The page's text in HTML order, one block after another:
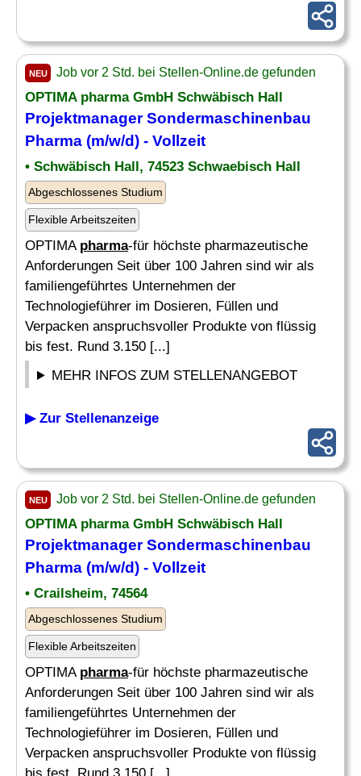
NEU Job vor 2 Std. bei Stellen-Online.de gefunden
OPTIMA pharmaGmbH Schwäbisch Hall
Projektmanager Sondermaschinenbau
Pharma (m/w/d) - Vollzeit
• Schwäbisch Hall, 74523 Schwaebisch Hall
Abgeschlossenes Studium
Flexible Arbeitszeiten
OPTIMA pharma-für höchste pharmazeutische
Anforderungen Seit über 100 Jahren sind wir als
familiengeführtes Unternehmen der
Technologieführer im Dosieren, Füllen und
Verpacken anspruchsvoller Produkte von flüssig
bis fest. Rund 3.150 [...]
MEHR INFOS ZUM STELLENANGEBOT
▶ Zur Stellenanzeige
NEU Job vor 2 Std. bei Stellen-Online.de gefunden
OPTIMA pharmaGmbH Schwäbisch Hall
Projektmanager Sondermaschinenbau
Pharma (m/w/d) - Vollzeit
• Crailsheim, 74564
Abgeschlossenes Studium
Flexible Arbeitszeiten
OPTIMA pharma-für höchste pharmazeutische
Anforderungen Seit über 100 Jahren sind wir als
familiengeführtes Unternehmen der
Technologieführer im Dosieren, Füllen und
Verpacken anspruchsvoller Produkte von flüssig